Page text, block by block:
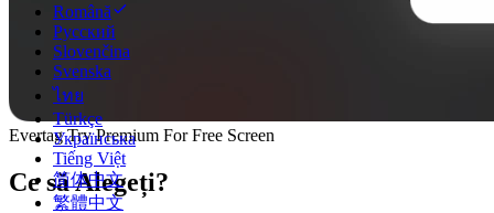
Română
Русский
Slovenčina
Svenska
ไทย
Türkçe
Українська
Tiếng Việt
简体中文
繁體中文
Evertag Try Premium For Free Screen
Ce să Alegeți?